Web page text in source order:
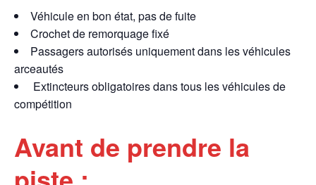
Véhicule en bon état, pas de fuite
Crochet de remorquage fixé
Passagers autorisés uniquement dans les véhicules
arceautés
Extincteurs obligatoires dans tous les véhicules de
compétition
Avant de prendre la